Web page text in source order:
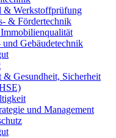
& Werkstoffprüfung
& Fördertechnik
Gebäudetechnik
& Gesundheit, Sicherheit
und Management